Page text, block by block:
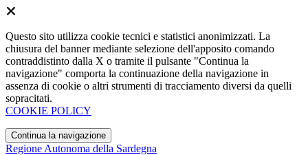
Questo sito utilizza cookie tecnici e statistici anonimizzati. La
chiusura del banner mediante selezione dell'apposito comando
contraddistinto dalla X o tramite il pulsante "Continua la
navigazione" comporta la continuazione della navigazione in
assenza di cookie o altri strumenti di tracciamento diversi da quelli
sopracitati.
COOKIE POLICY
Continua la navigazione
Regione Autonoma della Sardegna